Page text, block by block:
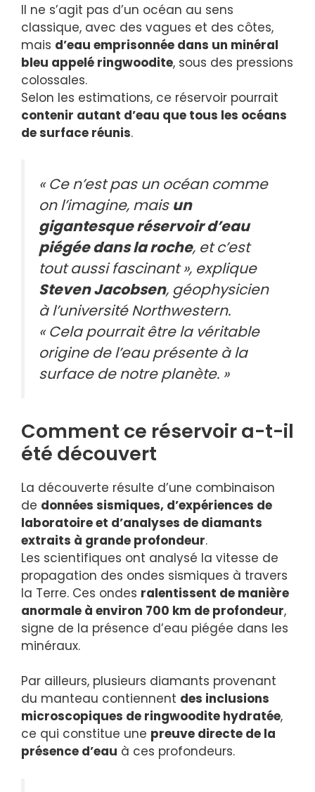
Il ne s’agit pas d’un océan au sens
classique, avec des vagues et des côtes,
mais d’eau emprisonnée dans un minéral
bleu appelé ringwoodite, sous des pressions
colossales.
Selon les estimations, ce réservoir pourrait
contenir autant d’eau que tous les océans
de surface réunis.
« Ce n’est pas un océan comme
on l’imagine, mais un
gigantesque réservoir d’eau
piégée dans la roche, et c’est
tout aussi fascinant », explique
Steven Jacobsen, géophysicien
à l’université Northwestern.
« Cela pourrait être la véritable
origine de l’eau présente à la
surface de notre planète. »
Comment ce réservoir a-t-il
été découvert
La découverte résulte d’une combinaison
de données sismiques, d’expériences de
laboratoire et d’analyses de diamants
extraits à grande profondeur.
Les scientifiques ont analysé la vitesse de
propagation des ondes sismiques à travers
la Terre. Ces ondes ralentissent de manière
anormale à environ 700 km de profondeur,
signe de la présence d’eau piégée dans les
minéraux.
Par ailleurs, plusieurs diamants provenant
du manteau contiennent des inclusions
microscopiques de ringwoodite hydratée,
ce qui constitue une preuve directe de la
présence d’eau à ces profondeurs.